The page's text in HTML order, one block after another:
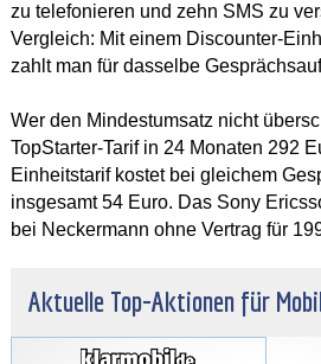
zu telefonieren und zehn SMS zu
Vergleich: Mit einem Discounter-
zahlt man für dasselbe
Wer den Mindestumsatz nicht
TopStarter-Tarif in 24 Monaten 292
Einheitstarif kostet bei gleichem
insgesamt 54 Euro. Das Sony
bei Neckermann ohne Vertrag für
Aktuelle Top-Aktionen für